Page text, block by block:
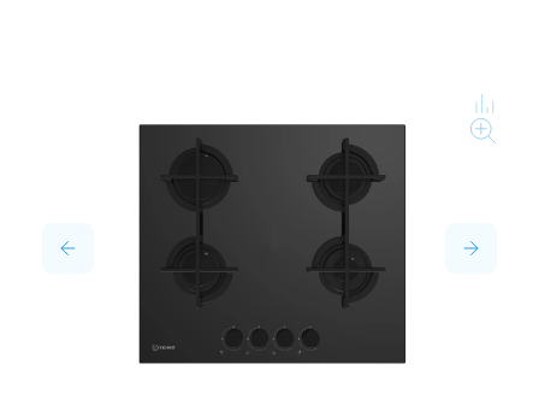
Микроволновые печи
О бренде